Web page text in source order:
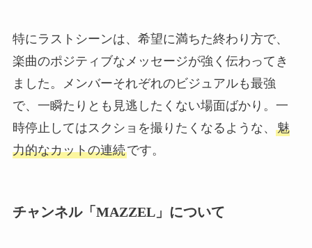
特にラストシーンは、希望に満ちた終わり方で、
楽曲のポジティブなメッセージが強く伝わってき
ました。メンバーそれぞれのビジュアルも最強
で、一瞬たりとも見逃したくない場面ばかり。一
時停止してはスクショを撮りたくなるような、 魅
力的なカットの連続です。
チャンネル「MAZZEL」について